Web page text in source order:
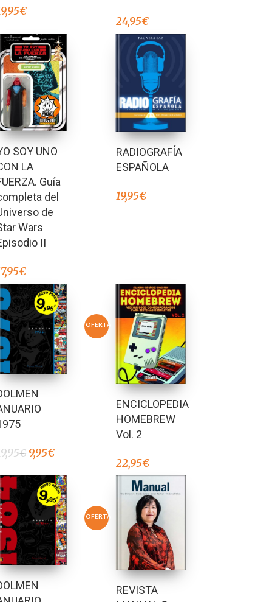
€
24,95€
SOY UNO
LA
Guía
del
de
Wars
II
€
RADIOGRAFÍA
ESPAÑOLA
19,95€
OFERTA
€ 9,95€
ENCICLOPEDIA
HOMEBREW
Vol. 2
22,95€
OFERTA
REVISTA